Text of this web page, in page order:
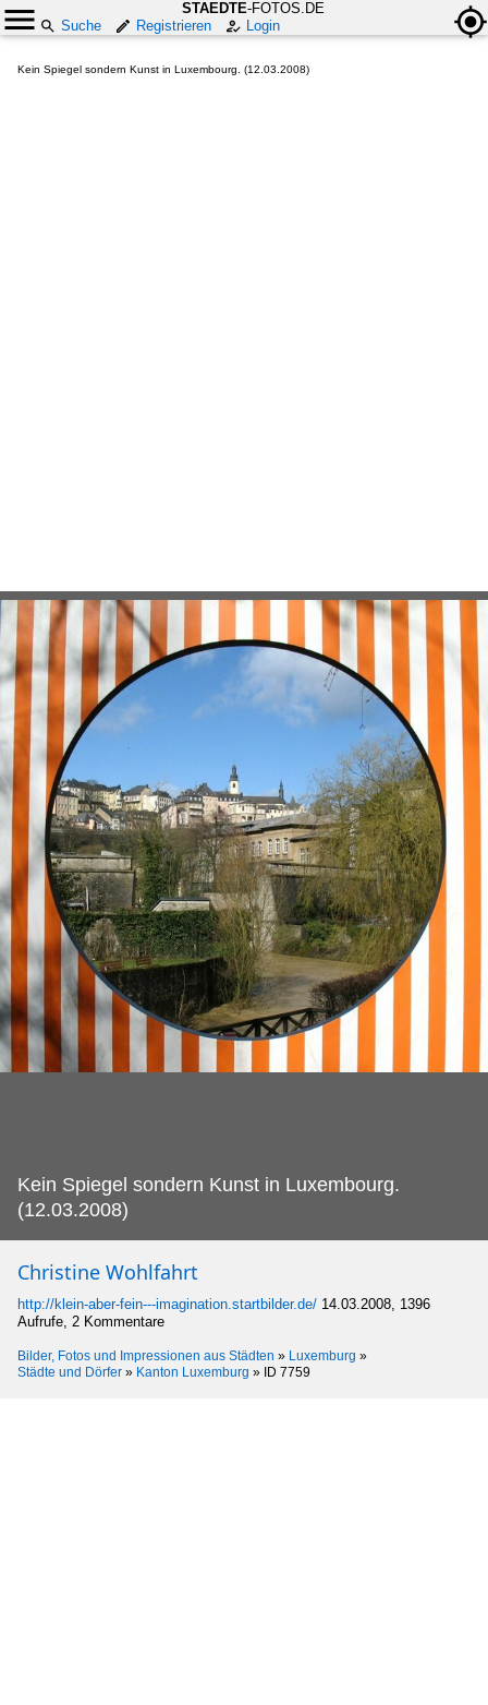
STAEDTE-FOTOS.DE
Suche
Registrieren Login
Kein Spiegel sondern Kunst in Luxembourg. (12.03.2008)
Kein Spiegel sondern Kunst in Luxembourg.
(12.03.2008)
Christine Wohlfahrt
http://klein-aber-fein---imagination.startbilder.de/ 14.03.2008, 1396
Aufrufe, 2 Kommentare
Bilder, Fotos und Impressionen aus Städten » Luxemburg »
Städte und Dörfer » Kanton Luxemburg » ID 7759